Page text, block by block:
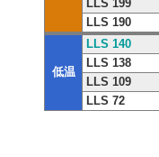
LLS 199
LLS 190
低温
LLS 140
LLS 138
LLS 109
LLS 72